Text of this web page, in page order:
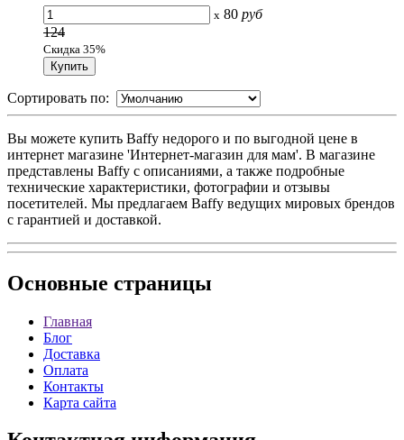
x 80 руб
124
Скидка 35%
Сортировать по:
Вы можете купить Baffy недорого и по выгодной цене в
интернет магазине 'Интернет-магазин для мам'. В магазине
представлены Baffy с описаниями, а также подробные
технические характеристики, фотографии и отзывы
посетителей. Мы предлагаем Baffy ведущих мировых брендов
с гарантией и доставкой.
Основные страницы
Главная
Блог
Доставка
Оплата
Контакты
Карта сайта